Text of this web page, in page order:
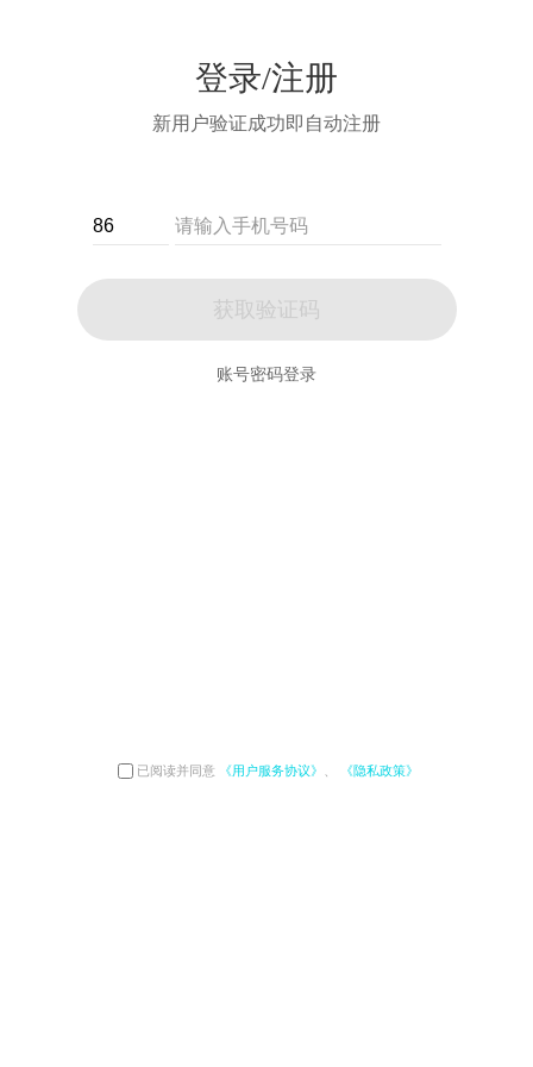
登录/注册
新用户验证成功即自动注册
获取验证码
账号密码登录
已阅读并同意 《用户服务协议》 《隐私政策》